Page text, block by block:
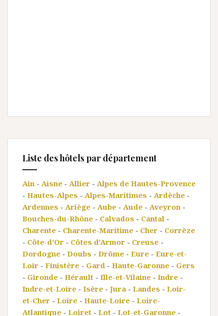
Liste des hôtels par département
Ain - Aisne - Allier - Alpes de Hautes-Provence
- Hautes-Alpes - Alpes-Maritimes - Ardèche -
Ardennes - Ariège - Aube - Aude - Aveyron -
Bouches-du-Rhône - Calvados - Cantal -
Charente - Charente-Maritime - Cher - Corrèze
- Côte-d'Or - Côtes d'Armor - Creuse -
Dordogne - Doubs - Drôme - Eure - Eure-et-
Loir - Finistère - Gard - Haute-Garonne - Gers
- Gironde - Hérault - Ille-et-Vilaine - Indre -
Indre-et-Loire - Isère - Jura - Landes - Loir-
et-Cher - Loire - Haute-Loire - Loire-
Atlantique - Loiret - Lot - Lot-et-Garonne -